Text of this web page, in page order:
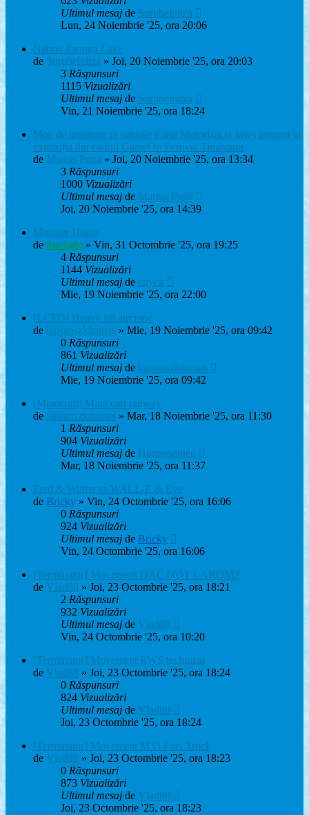
Ultimul mesaj de Surubelnitza
Lun, 24 Noiembrie '25, ora 20:06
Naboo Paonga Lake
de Surubelnitza » Joi, 20 Noiembrie '25, ora 20:03
3 Răspunsuri
1115 Vizualizări
Ultimul mesaj de Surubelnitza
Vin, 21 Noiembrie '25, ora 18:24
Moc de integrare pt seturile Farul Motorizat și Jaws prezent la
expoziția din cadrul GameOn Festival Timișoara
de Marius Popa » Joi, 20 Noiembrie '25, ora 13:34
3 Răspunsuri
1000 Vizualizări
Ultimul mesaj de Marius Popa
Joi, 20 Noiembrie '25, ora 14:39
Monster House
de Starlight » Vin, 31 Octombrie '25, ora 19:25
4 Răspunsuri
1144 Vizualizări
Ultimul mesaj de chyck
Mie, 19 Noiembrie '25, ora 22:00
[LCFD] Heavy lift aircrane
de lapsanszkitamas » Mie, 19 Noiembrie '25, ora 09:42
0 Răspunsuri
861 Vizualizări
Ultimul mesaj de lapsanszkitamas
Mie, 19 Noiembrie '25, ora 09:42
[Minecraft] Mine cart railway
de lapsanszkitamas » Mar, 18 Noiembrie '25, ora 11:30
1 Răspunsuri
904 Vizualizări
Ultimul mesaj de Homersapien
Mar, 18 Noiembrie '25, ora 11:37
Fred & Wilma vs WALL-E & Eve
de Bricky » Vin, 24 Octombrie '25, ora 16:06
0 Răspunsuri
924 Vizualizări
Ultimul mesaj de Bricky
Vin, 24 Octombrie '25, ora 16:06
[Terminator] Movement DAC 665T LAROM2
de Vlad88 » Joi, 23 Octombrie '25, ora 18:21
2 Răspunsuri
932 Vizualizări
Ultimul mesaj de Vlad88
Vin, 24 Octombrie '25, ora 10:20
[Terminator] Movement RWS technical
de Vlad88 » Joi, 23 Octombrie '25, ora 18:24
0 Răspunsuri
824 Vizualizări
Ultimul mesaj de Vlad88
Joi, 23 Octombrie '25, ora 18:24
[Terminator] Movement M35 Fuel Truck
de Vlad88 » Joi, 23 Octombrie '25, ora 18:23
0 Răspunsuri
873 Vizualizări
Ultimul mesaj de Vlad88
Joi, 23 Octombrie '25, ora 18:23